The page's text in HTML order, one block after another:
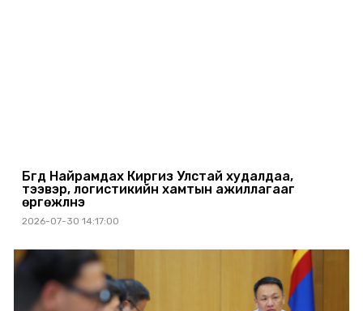
Бүгд Найрамдах Киргиз Улстай худалдаа,
тээвэр, логистикийн хамтын ажиллагааг
өргөжүүлнэ
2026-07-30 14:17:00